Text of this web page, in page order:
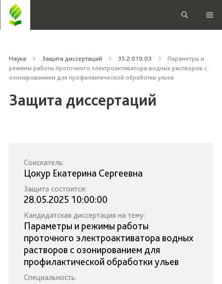
Наука Защита диссертаций 35.2.019.03
Параметры и
режимы работы проточного электроактиватора водных растворов с
озонированием для профилактической обработки ульев
Защита диссертаций
Соискатель:
Цокур Екатерина Сергеевна
Защита состоится:
28.05.2025 10:00:00
Кандидатская диссертация на тему:
Параметры и режимы работы
проточного электроактиватора водных
растворов с озонированием для
профилактической обработки ульев
Специальность: